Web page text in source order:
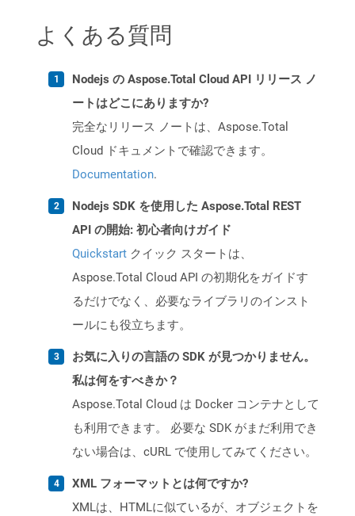
よくある質問
Nodejs の Aspose.Total Cloud API リリース ノ
ートはどこにありますか?
完全なリリース ノートは、Aspose.Total
Cloud ドキュメントで確認できます。
Documentation.
Nodejs SDK を使用した Aspose.Total REST
API の開始: 初心者向けガイド
Quickstart クイック スタートは、
Aspose.Total Cloud API の初期化をガイドす
るだけでなく、必要なライブラリのインスト
ールにも役立ちます。
お気に入りの言語の SDK が見つかりません。
私は何をすべきか？
Aspose.Total Cloud は Docker コンテナとして
も利用できます。 必要な SDK がまだ利用でき
ない場合は、cURL で使用してみてください。
XML フォーマットとは何ですか?
XMLは、HTMLに似ているが、オブジェクトを